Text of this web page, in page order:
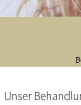
Unser